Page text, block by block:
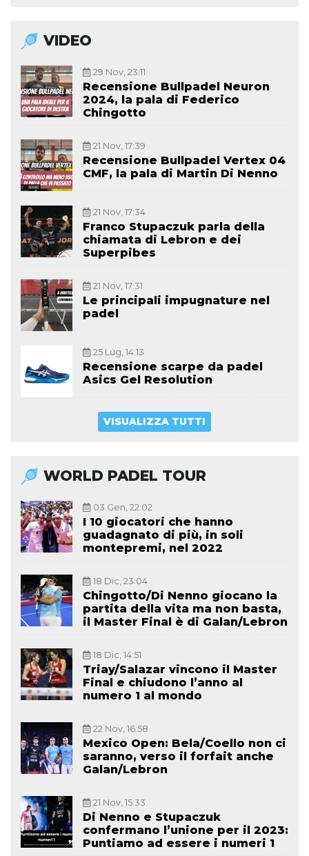
VIDEO
29 Nov, 23:11
Recensione Bullpadel Neuron
2024, la pala di Federico
Chingotto
21 Nov, 17:39
Recensione Bullpadel Vertex 04
CMF, la pala di Martin Di Nenno
21 Nov, 17:34
Franco Stupaczuk parla della
chiamata di Lebron e dei
Superpibes
21 Nov, 17:31
Le principali impugnature nel
padel
25 Lug, 14:13
Recensione scarpe da padel
Asics Gel Resolution
VISUALIZZA TUTTI
WORLD PADEL TOUR
03 Gen, 22:02
I 10 giocatori che hanno
guadagnato di più, in soli
montepremi, nel 2022
18 Dic, 23:04
Chingotto/Di Nenno giocano la
partita della vita ma non basta,
il Master Final è di Galan/Lebron
18 Dic, 14:51
Triay/Salazar vincono il Master
Final e chiudono l’anno al
numero 1 al mondo
22 Nov, 16:58
Mexico Open: Bela/Coello non ci
saranno, verso il forfait anche
Galan/Lebron
21 Nov, 15:33
Di Nenno e Stupaczuk
confermano l’unione per il 2023:
Puntiamo ad essere i numeri 1